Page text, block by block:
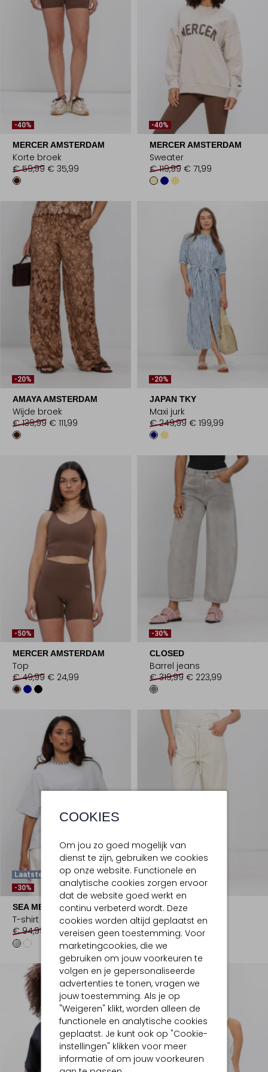
COOKIES
Om jou zo goed mogelijk van
dienst te zijn, gebruiken we cookies
op onze website. Functionele en
analytische cookies zorgen ervoor
dat de website goed werkt en
continu verbeterd wordt. Deze
cookies worden altijd geplaatst en
vereisen geen toestemming. Voor
marketingcookies, die we
gebruiken om jouw voorkeuren te
volgen en je gepersonaliseerde
advertenties te tonen, vragen we
jouw toestemming. Als je op
"Weigeren" klikt, worden alleen de
functionele en analytische cookies
geplaatst. Je kunt ook op "Cookie-
instellingen" klikken voor meer
informatie of om jouw voorkeuren
-40%
MERCER AMSTERDAM
Korte broek
€ 59,99 € 35,99
-40%
MERCER AMSTERDAM
Sweater
€ 119,99 € 71,99
-20%
AMAYA AMSTERDAM
Wijde broek
€ 139,99 € 111,99
-20%
JAPAN TKY
Maxi jurk
€ 249,99 € 199,99
-50%
MERCER AMSTERDAM
Top
€ 49,99 € 24,99
-30%
CLOSED
Barrel jeans
€ 319,99 € 223,99
Laatste Maten
-30%
SEA ME HAPPY
T-shirt
€ 94,99
€ 65,99
-40%
CAMBIO
Wide jeans
€ 179,99 € 107,99